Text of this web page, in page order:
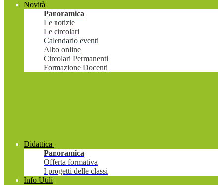
Novità
Panoramica
Le notizie
Le circolari
Calendario eventi
Albo online
Circolari Permanenti
Formazione Docenti
Didattica
Panoramica
Offerta formativa
I progetti delle classi
Info Utili